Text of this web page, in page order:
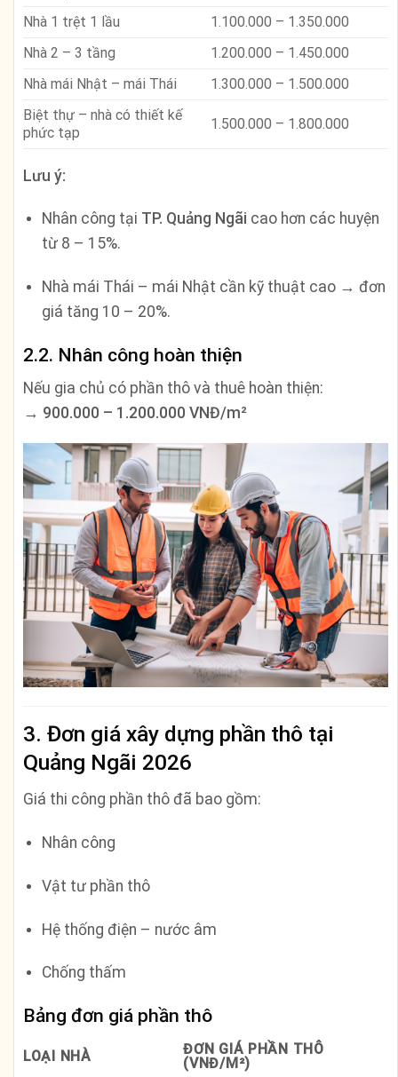
Nhà 1 trệt 1 lầu
1.100.000 – 1.350.000
Nhà 2 – 3 tầng
1.200.000 – 1.450.000
Nhà mái Nhật – mái Thái
1.300.000 – 1.500.000
Biệt thự – nhà có thiết kế
phức tạp
1.500.000 – 1.800.000
Lưu ý:
Nhân công tại TP. Quảng Ngãi cao hơn các huyện
từ 8 – 15%.
Nhà mái Thái – mái Nhật cần kỹ thuật cao → đơn
giá tăng 10 – 20%.
2.2. Nhân công hoàn thiện
Nếu gia chủ có phần thô và thuê hoàn thiện:
→ 900.000 – 1.200.000 VNĐ/m²
3. Đơn giá xây dựng phần thô tại
Quảng Ngãi 2026
Giá thi công phần thô đã bao gồm:
Nhân công
Vật tư phần thô
Hệ thống điện – nước âm
Chống thấm
Bảng đơn giá phần thô
LOẠI NHÀ
ĐƠN GIÁ PHẦN THÔ
(VNĐ/M²)